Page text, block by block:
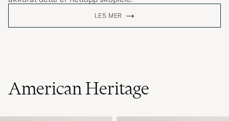
LES MER
American Heritage